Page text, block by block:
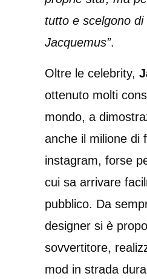
tutto e scelgono di
Jacquemus”.
Oltre le celebrity,
ottenuto molti
mondo, a
anche il milione di
instagram, forse
cui sa arrivare
pubblico. Da
designer si è
sovvertitore,
mod in strada